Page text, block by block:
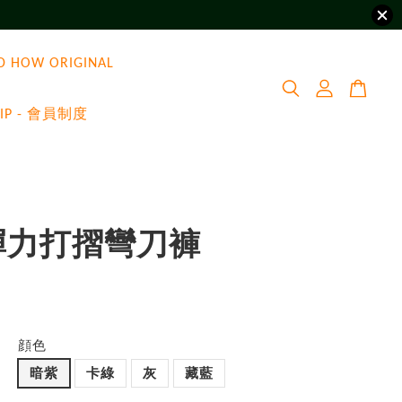
HOW ORIGINAL
- 會員制度
打摺彎刀褲
顔色
暗紫
卡綠 灰 藏藍